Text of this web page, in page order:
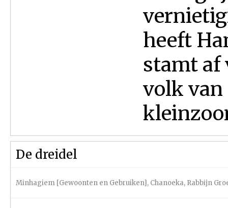
heeft
stamt af
volk van
De dreidel
Minhagiem [Gewoonten en Gebruiken], Chanoeka, Rabbijn